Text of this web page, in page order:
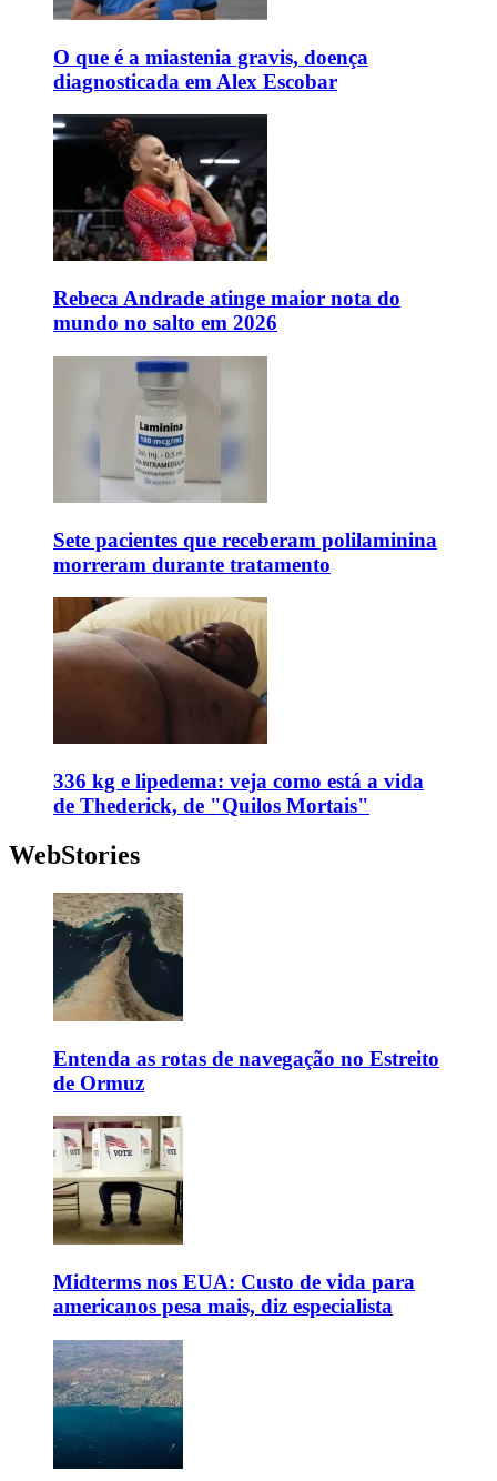
O que é a miastenia gravis, doença
diagnosticada em Alex Escobar
Rebeca Andrade atinge maior nota do
mundo no salto em 2026
Sete pacientes que receberam polilaminina
morreram durante tratamento
336 kg e lipedema: veja como está a vida
de Thederick, de "Quilos Mortais"
WebStories
Entenda as rotas de navegação no Estreito
de Ormuz
Midterms nos EUA: Custo de vida para
americanos pesa mais, diz especialista